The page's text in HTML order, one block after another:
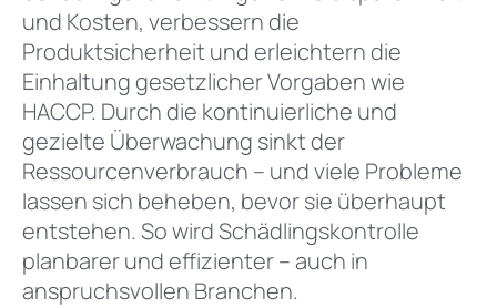
und Kosten, verbessern die
Produktsicherheit und erleichtern die
Einhaltung gesetzlicher Vorgaben wie
HACCP. Durch die kontinuierliche und
gezielte Überwachung sinkt der
Ressourcenverbrauch – und viele Probleme
lassen sich beheben, bevor sie überhaupt
entstehen. So wird Schädlingskontrolle
planbarer und effizienter – auch in
anspruchsvollen Branchen.